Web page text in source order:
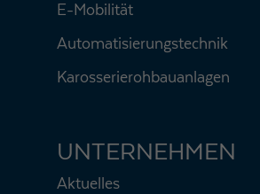
E-Mobilität
Automatisierungstechnik
Karosserierohbauanlagen
UNTERNEHMEN
Aktuelles